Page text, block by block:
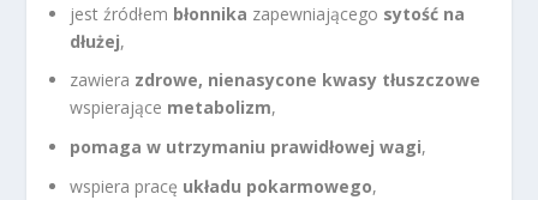
jest źródłem błonnika zapewniającego sytość na
dłużej,
zawiera zdrowe, nienasycone kwasy tłuszczowe
wspierające metabolizm,
pomaga w utrzymaniu prawidłowej wagi,
wspiera pracę układu pokarmowego,